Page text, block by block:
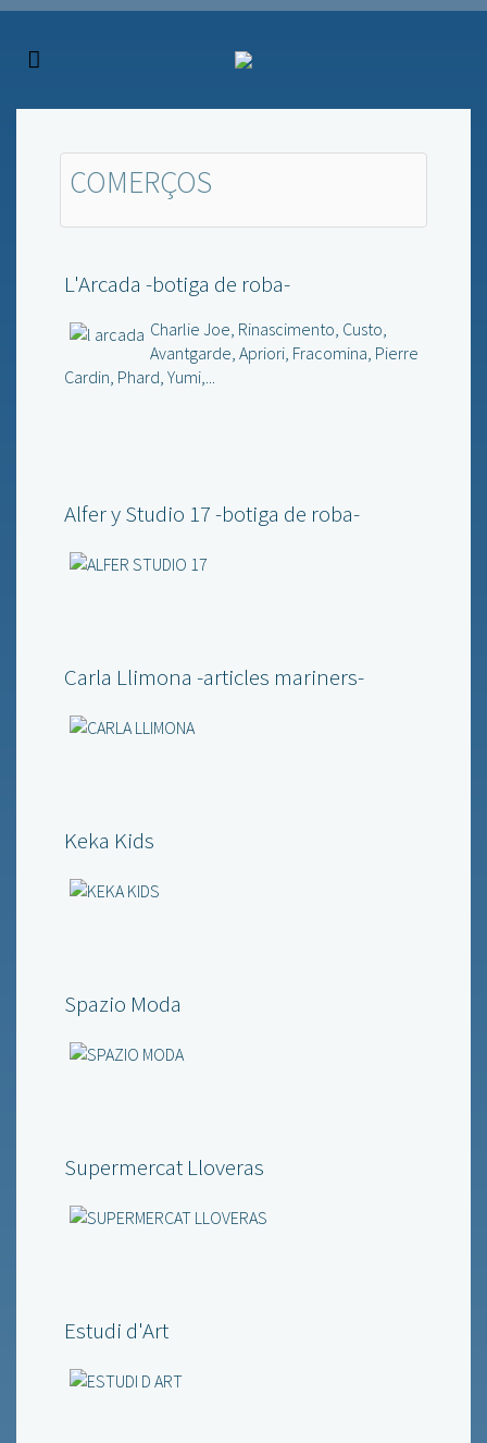
COMERÇOS
L'Arcada -botiga de roba-
Charlie Joe, Rinascimento, Custo,
Avantgarde, Apriori, Fracomina, Pierre
Cardin, Phard, Yumi,...
Alfer y Studio 17 -botiga de roba-
Carla Llimona -articles mariners-
Keka Kids
Spazio Moda
Supermercat Lloveras
Estudi d'Art